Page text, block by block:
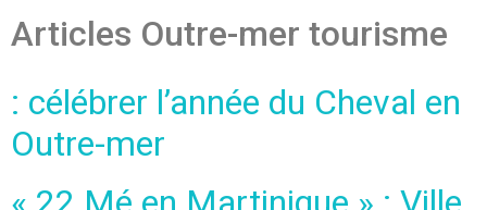
Articles Outre-mer tourisme
: célébrer l’année du Cheval en
Outre-mer